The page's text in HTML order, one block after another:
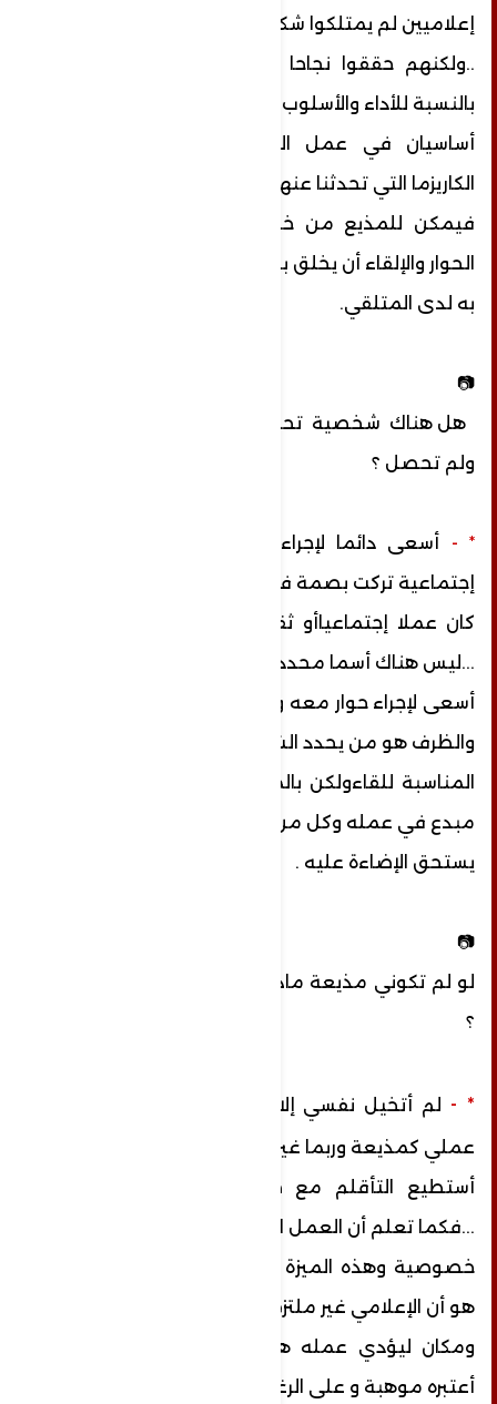
إعلاميين لم يمتلكوا شكلا جميلا
..ولكنهم حققوا نجاحا كبيرا في عملهم ..أما
بالنسبة للأداء والأسلوب فهما
أساسيان في عمل المذيع ويندرجان ضمن
الكاريزما التي تحدثنا عنها أيضا
فيمكن للمذيع من خلال اسلوبه وأداءه في
الحوار والإلقاء أن يخلق بصمة خاصة
به لدى المتلقي.
📷
هل هناك شخصية تحبي ان إجراء حوار معها
ولم تحصل ؟
*
- أسعى دائما لإجراء حوارات مع شخصيات
إجتماعية تركت بصمة في مجالها سواء
كان عملا إجتماعياأو ثقافيا أو سياسيا أو فنيا
...ليس هناك أسما محددا
أسعى لإجراء حوار معه وإنما الموضوع المتناول
والظرف هو من يحدد الشخصية
المناسبة للقاءولكن بالمجمل أطمح للقاء كل
مبدع في عمله وكل من ترك أثر
يستحق الإضاءة عليه .
📷
لو لم تكوني مذيعة ماذا كنت تتمني أن تكوني
؟
*
- لم أتخيل نفسي إلا أنني أعمل في مجال
عملي كمذيعة وربما غير هذا العمل لا
أستطيع التأقلم مع طبيعة الأعمال الأخرى
...فكما تعلم أن العمل الإعلامي له
خصوصية وهذه الميزة تستهويني وما أقصده
هو أن الإعلامي غير ملتزم بزمان
ومكان ليؤدي عمله هو ليس كأي عمل بل
أعتبره موهبة و على الرغم من صعوبة